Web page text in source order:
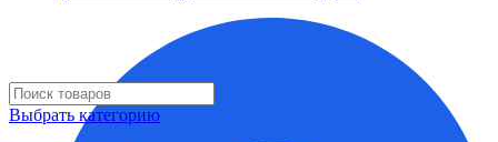
Выбрать категорию